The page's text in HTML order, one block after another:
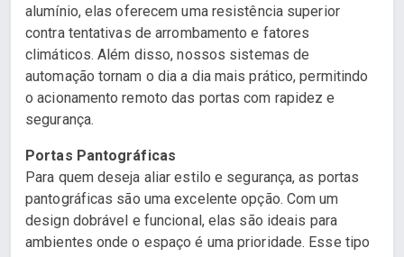
alumínio, elas oferecem uma resistência superior
contra tentativas de arrombamento e fatores
climáticos. Além disso, nossos sistemas de
automação tornam o dia a dia mais prático, permitindo
o acionamento remoto das portas com rapidez e
segurança.
Portas Pantográficas
Para quem deseja aliar estilo e segurança, as portas
pantográficas são uma excelente opção. Com um
design dobrável e funcional, elas são ideais para
ambientes onde o espaço é uma prioridade. Esse tipo